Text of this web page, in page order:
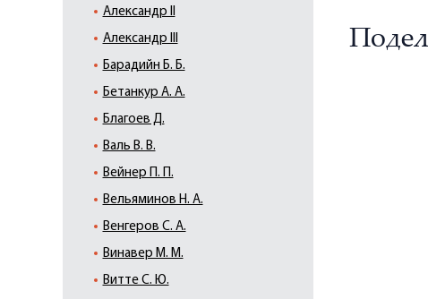
Александр II
Александр III
Барадийн Б. Б.
Бетанкур А. А.
Благоев Д.
Валь В. В.
Вейнер П. П.
Вельяминов Н. А.
Венгеров С. А.
Винавер М. М.
Витте С. Ю.